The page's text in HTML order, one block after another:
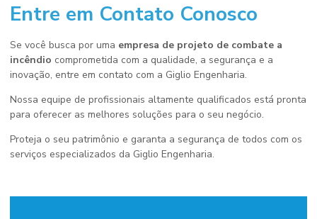
Entre em Contato Conosco
Se você busca por uma empresa de projeto de combate a
incêndio comprometida com a qualidade, a segurança e a
inovação, entre em contato com a Giglio Engenharia.
Nossa equipe de profissionais altamente qualificados está pronta
para oferecer as melhores soluções para o seu negócio.
Proteja o seu patrimônio e garanta a segurança de todos com os
serviços especializados da Giglio Engenharia.